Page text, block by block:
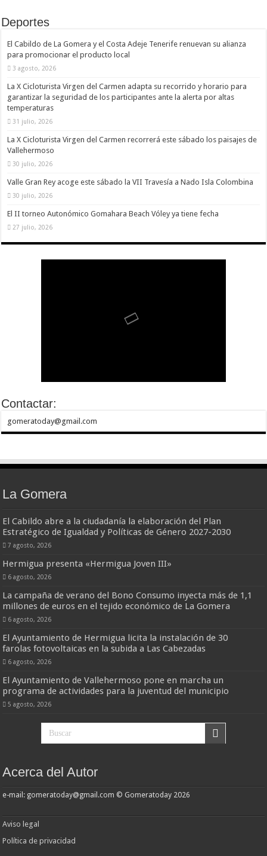
Deportes
El Cabildo de La Gomera y el Costa Adeje Tenerife renuevan su alianza
para promocionar el producto local
3 agosto, 2026
La X Cicloturista Virgen del Carmen adapta su recorrido y horario para
garantizar la seguridad de los participantes ante la alerta por altas
temperaturas
31 julio, 2026
La X Cicloturista Virgen del Carmen recorrerá este sábado los paisajes de
Vallehermoso
30 julio, 2026
Valle Gran Rey acoge este sábado la VII Travesía a Nado Isla Colombina
30 julio, 2026
El II torneo Autonómico Gomahara Beach Vóley ya tiene fecha
27 julio, 2026
Contactar:
gomeratoday@gmail.com
La Gomera
El Cabildo abre a la ciudadanía la elaboración del Plan
Estratégico de Igualdad y Políticas de Género 2027-2030
7 agosto, 2026
Hermigua presenta «Hermigua Joven III»
6 agosto, 2026
La campaña de verano del Bono Consumo inyecta más de 1,1
millones de euros en el tejido económico de La Gomera
6 agosto, 2026
El Ayuntamiento de Hermigua licita la instalación de 30
farolas fotovoltaicas en la subida a Las Cabezadas
6 agosto, 2026
El Ayuntamiento de Vallehermoso pone en marcha un
programa de actividades para la juventud del municipio
5 agosto, 2026
Acerca del Autor
e-mail: gomeratoday@gmail.com © Gomeratoday 2026
Aviso legal
Política de privacidad